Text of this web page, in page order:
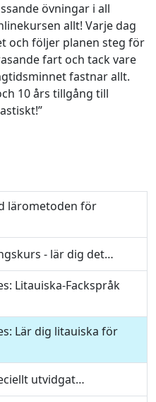
övningar i all
allt! Varje dag
och följer planen steg för
fart och tack vare
fastnar allt.
10 års tillgång till
lärometoden för
- lär dig det…
Litauiska-Fackspråk
Lär dig litauiska för
utvidgat…